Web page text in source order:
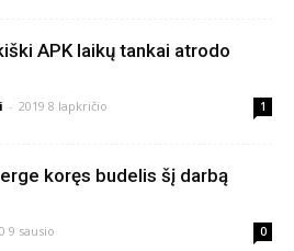
APK laikų tankai atrodo
- 2019 8 lapkričio 1
koręs budelis šį darbą
9 sausio 0